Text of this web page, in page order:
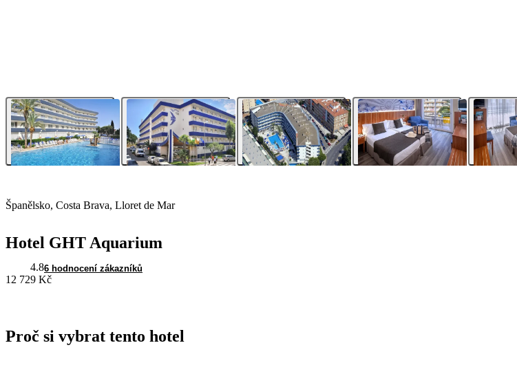
Španělsko, Costa Brava, Lloret de Mar
Hotel GHT Aquarium
4.86 hodnocení zákazníků
12 729 Kč
Proč si vybrat tento hotel